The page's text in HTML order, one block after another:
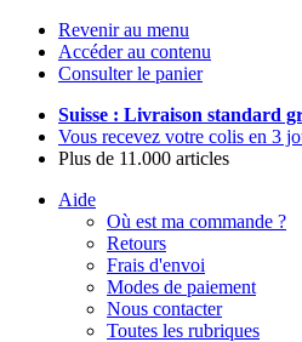
Revenir au menu
Accéder au contenu
Consulter le panier
Suisse : Livraison standard
Vous recevez votre colis en 3
Plus de 11.000 articles
Aide
Où est ma commande ?
Retours
Frais d'envoi
Modes de paiement
Nous contacter
Toutes les rubriques